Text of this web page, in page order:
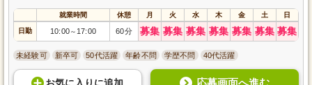
就業時間 休憩 月 火 水 木 金 土 日
日勤 10:00～ 17:00 60分 募集 募集 募集 募集 募集 募集 募集
未経験可 新卒可 50代活躍 年齢不問 学歴不問 40代活躍